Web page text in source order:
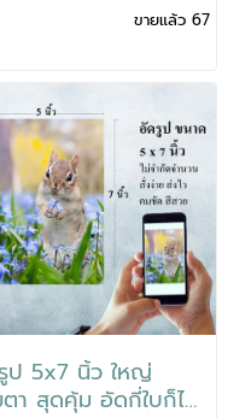
ขายแล้ว 67
ป 5x7 นิ้ว ใหญ่
ตา สุดคุ้ม อัดกี่ใบก็ได้